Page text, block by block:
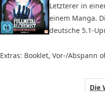
Letzterer in
einem Manga.
deutsche 5.1-
Extras: Booklet, Vor-/Abspann
Die